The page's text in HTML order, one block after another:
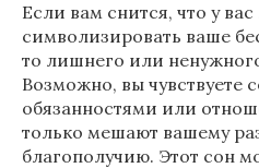
Если вам снится, что у
символизировать ваше
то лишнего или
Возможно, вы чувствуете
обязанностями или
только мешают вашему
благополучию. Этот сон